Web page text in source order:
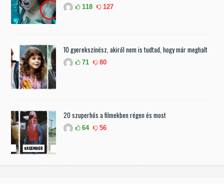
118 127
10 gyerekszínész, akiről nem is tudtad, hogy már meghalt
71 80
20 szuperhős a filmekben régen és most
64 56